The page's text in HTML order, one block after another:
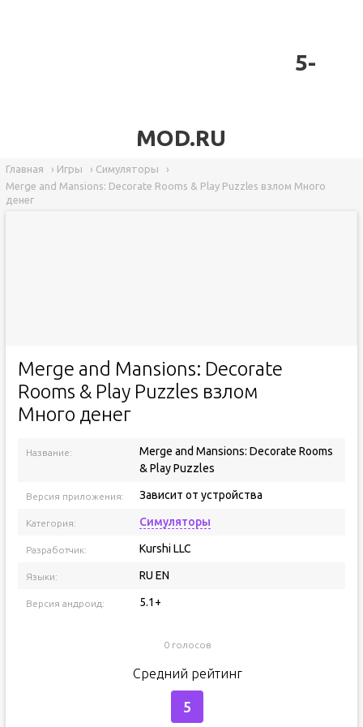
5-
MOD.RU
Главная › Игры › Симуляторы
›
Merge and Mansions: Decorate Rooms & Play Puzzles взлом Много
денег
Merge and Mansions: Decorate
Rooms & Play Puzzles взлом
Много денег
Название:
Merge and Mansions: Decorate Rooms
& Play Puzzles
Версия приложения: Зависит от устройства
Категория: Симуляторы
Разработчик: Kurshi LLC
Языки: RU EN
Версия андроид: 5.1+
0 голосов
Средний рейтинг
5